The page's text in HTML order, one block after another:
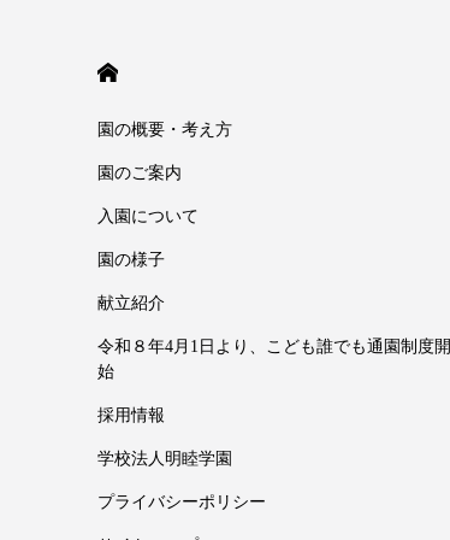
園の概要・考え方
園のご案内
入園について
園の様子
献立紹介
令和８年4月1日より、こども誰でも通園制度開
始
採用情報
学校法人明睦学園
プライバシーポリシー